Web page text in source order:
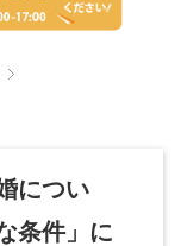
につい
条件」に